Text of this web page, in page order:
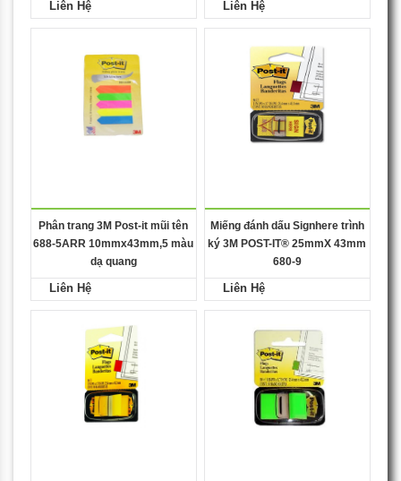
Liên Hệ Liên Hệ
Phân trang 3M Post-it mũi tên
688-5ARR 10mmx43mm,5 màu
dạ quang
Liên Hệ
Miếng đánh dấu Signhere trình
ký 3M POST-IT® 25mmX 43mm
680-9
Liên Hệ